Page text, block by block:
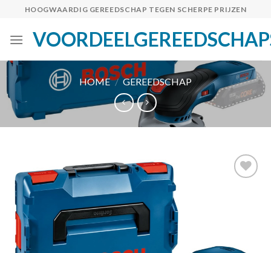
content
HOOGWAARDIG GEREEDSCHAP TEGEN SCHERPE PRIJZEN
HOME / GEREEDSCHAP